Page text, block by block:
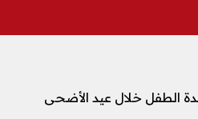
الطفل خلال عيد الأضحى